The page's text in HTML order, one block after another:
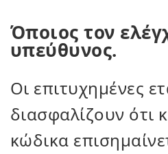
Όποιος τον
υπεύθυνος.
Οι επιτυχημένες
διασφαλίζουν ότι
κώδικα